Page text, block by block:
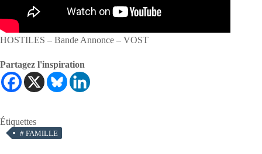
HOSTILES – Bande Annonce – VOST
Partagez l'inspiration
Étiquettes
# FAMILLE